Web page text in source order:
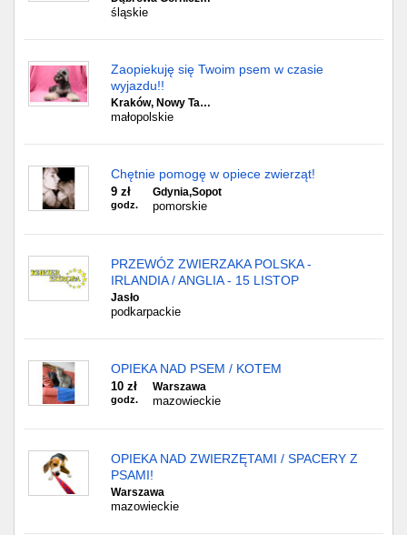
śląskie
Zaopiekuję się Twoim psem w czasie
wyjazdu!!
Kraków, Nowy Ta…
małopolskie
Chętnie pomogę w opiece zwierząt!
9 zł
godz.
Gdynia,Sopot
pomorskie
PRZEWÓZ ZWIERZAKA POLSKA -
IRLANDIA / ANGLIA - 15 LISTOP
Jasło
podkarpackie
OPIEKA NAD PSEM / KOTEM
10 zł
godz.
Warszawa
mazowieckie
OPIEKA NAD ZWIERZĘTAMI / SPACERY Z
PSAMI!
Warszawa
mazowieckie